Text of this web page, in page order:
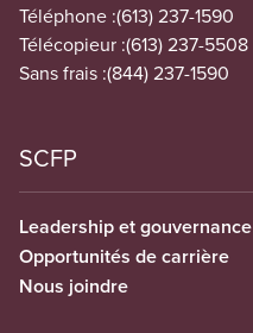
Téléphone :(613) 237-1590
Télécopieur :(613) 237-5508
Sans frais :(844) 237-1590
SCFP
Leadership et gouvernance
Opportunités de carrière
Nous joindre